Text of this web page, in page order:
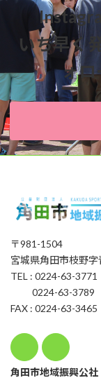
いち早く
ォロ
〒981-1504
宮城県角田市枝野
TEL : 0224-63-3771
0224-63-3789
FAX : 0224-63-3465
角田市地域振興公社